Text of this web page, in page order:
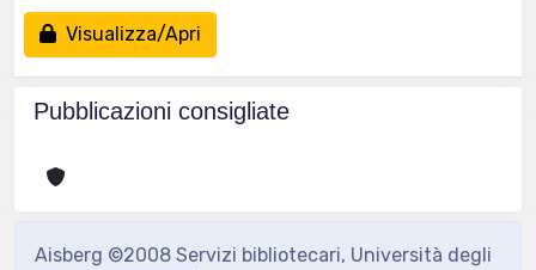
Visualizza/Apri
Pubblicazioni consigliate
Aisberg ©2008 Servizi bibliotecari, Università degli